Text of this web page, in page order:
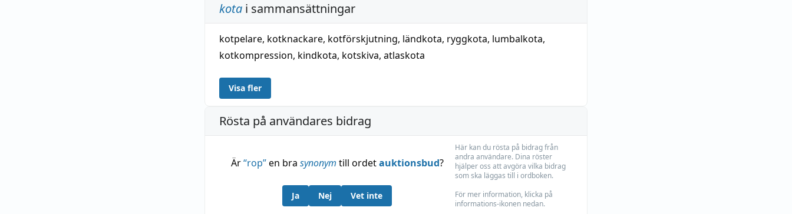
kota i sammansättningar
kotpelare, kotknackare, kotförskjutning, ländkota, ryggkota, lumbalkota,
kotkompression, kindkota, kotskiva, atlaskota
Visa fler
Rösta på användares bidrag
Är“rop”en bra synonym till ordetauktionsbud?
Ja Nej Vet inte
Här kan du rösta på bidrag från
andra användare. Dina röster
hjälper oss att avgöra vilka bidrag
som ska läggas till i ordboken.
För mer information, klicka på
informations-ikonen nedan.